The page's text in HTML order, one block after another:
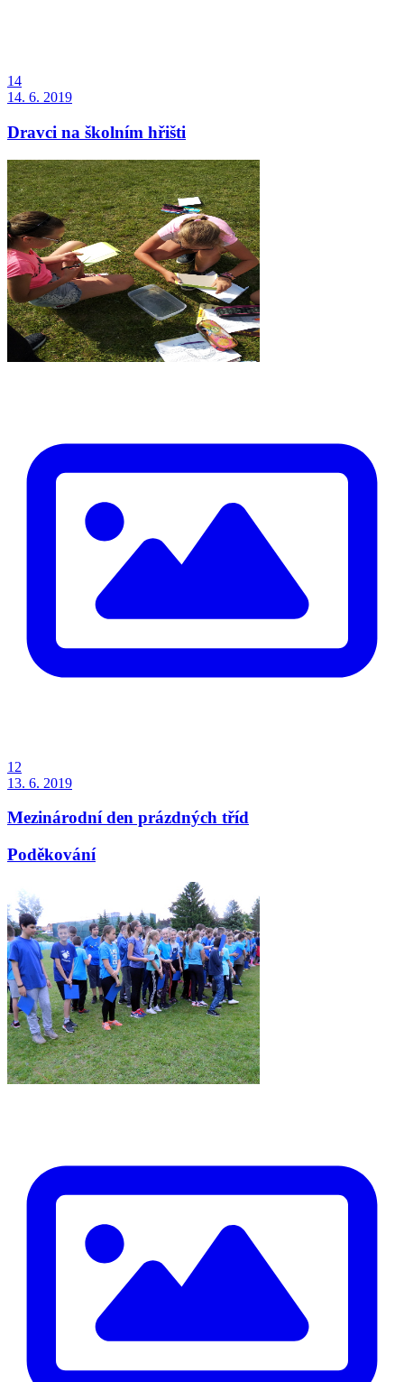
14
14. 6. 2019
Dravci na školním hřišti
12
13. 6. 2019
Mezinárodní den prázdných tříd
Poděkování